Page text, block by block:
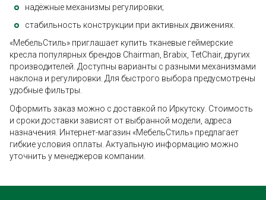
надёжные механизмы регулировки;
стабильность конструкции при активных движениях.
«МебельСтиль» приглашает купить тканевые геймерские
кресла популярных брендов Chairman, Brabix, TetChair, других
производителей. Доступны варианты с разными механизмами
наклона и регулировки. Для быстрого выбора предусмотрены
удобные фильтры.
Оформить заказ можно с доставкой по Иркутску. Стоимость
и сроки доставки зависят от выбранной модели, адреса
назначения. Интернет-магазин «МебельСтиль» предлагает
гибкие условия оплаты. Актуальную информацию можно
уточнить у менеджеров компании.